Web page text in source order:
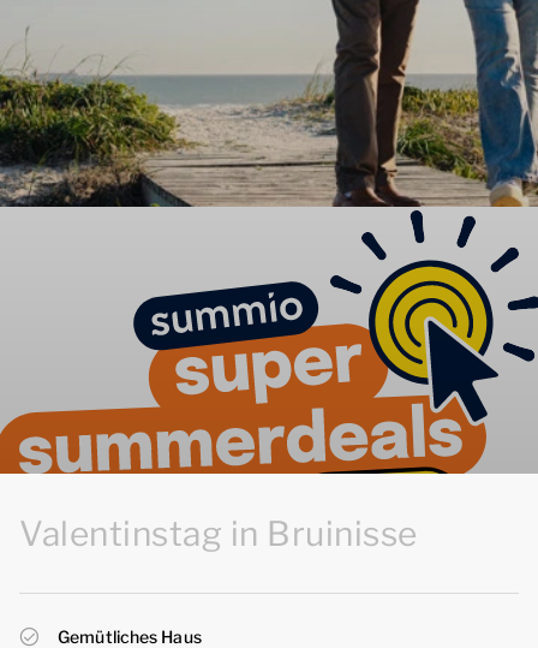
Valentinstag in Bruinisse
Gemütliches Haus